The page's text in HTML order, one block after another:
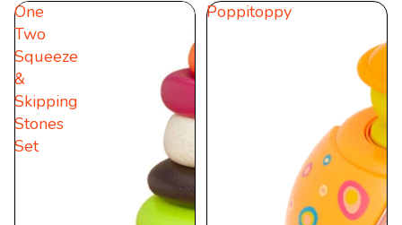
One
Two
Squeeze
&
Skipping
Stones
Set
Poppitoppy